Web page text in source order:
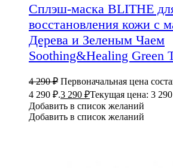
Сплэш-маска BLITHE
восстановления кожи с
Дерева и Зеленым Чаем
Soothing&Healing Green
4 290₽ Первоначальная цена
4 290 ₽.3 290 ₽Текущая цена: 3
Добавить в список желаний
Добавить в список желаний